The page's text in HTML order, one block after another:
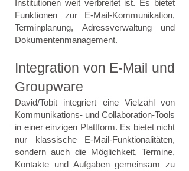
Institutionen weit verbreitet ist. Es bietet
Funktionen zur E-Mail-Kommunikation,
Terminplanung, Adressverwaltung und
Dokumentenmanagement.
Integration von E-Mail und
Groupware
David/Tobit integriert eine Vielzahl von
Kommunikations- und Collaboration-Tools
in einer einzigen Plattform. Es bietet nicht
nur klassische E-Mail-Funktionalitäten,
sondern auch die Möglichkeit, Termine,
Kontakte und Aufgaben gemeinsam zu